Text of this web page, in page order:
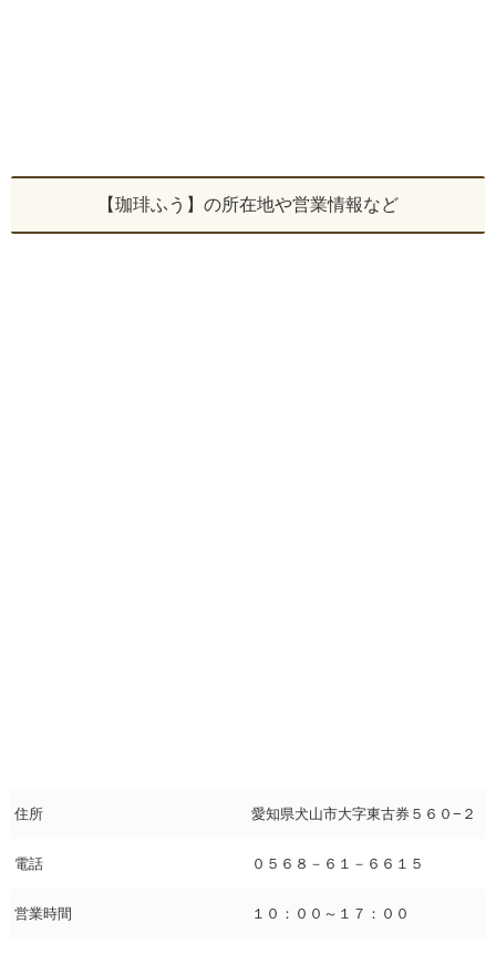
【珈琲ふう】の所在地や営業情報など
住所 愛知県犬山市大字東古券５６０−２
電話 ０５６８－６１－６６１５
営業時間 １０：００～１７：００